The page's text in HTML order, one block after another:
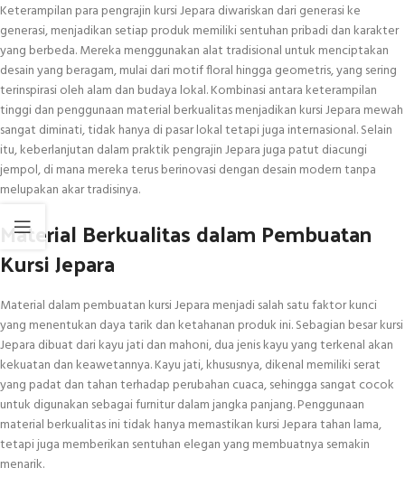
Keterampilan para pengrajin kursi Jepara diwariskan dari generasi ke
generasi, menjadikan setiap produk memiliki sentuhan pribadi dan karakter
yang berbeda. Mereka menggunakan alat tradisional untuk menciptakan
desain yang beragam, mulai dari motif floral hingga geometris, yang sering
terinspirasi oleh alam dan budaya lokal. Kombinasi antara keterampilan
tinggi dan penggunaan material berkualitas menjadikan kursi Jepara mewah
sangat diminati, tidak hanya di pasar lokal tetapi juga internasional. Selain
itu, keberlanjutan dalam praktik pengrajin Jepara juga patut diacungi
jempol, di mana mereka terus berinovasi dengan desain modern tanpa
melupakan akar tradisinya.
Material Berkualitas dalam Pembuatan
Kursi Jepara
Material dalam pembuatan kursi Jepara menjadi salah satu faktor kunci
yang menentukan daya tarik dan ketahanan produk ini. Sebagian besar kursi
Jepara dibuat dari kayu jati dan mahoni, dua jenis kayu yang terkenal akan
kekuatan dan keawetannya. Kayu jati, khususnya, dikenal memiliki serat
yang padat dan tahan terhadap perubahan cuaca, sehingga sangat cocok
untuk digunakan sebagai furnitur dalam jangka panjang. Penggunaan
material berkualitas ini tidak hanya memastikan kursi Jepara tahan lama,
tetapi juga memberikan sentuhan elegan yang membuatnya semakin
menarik.